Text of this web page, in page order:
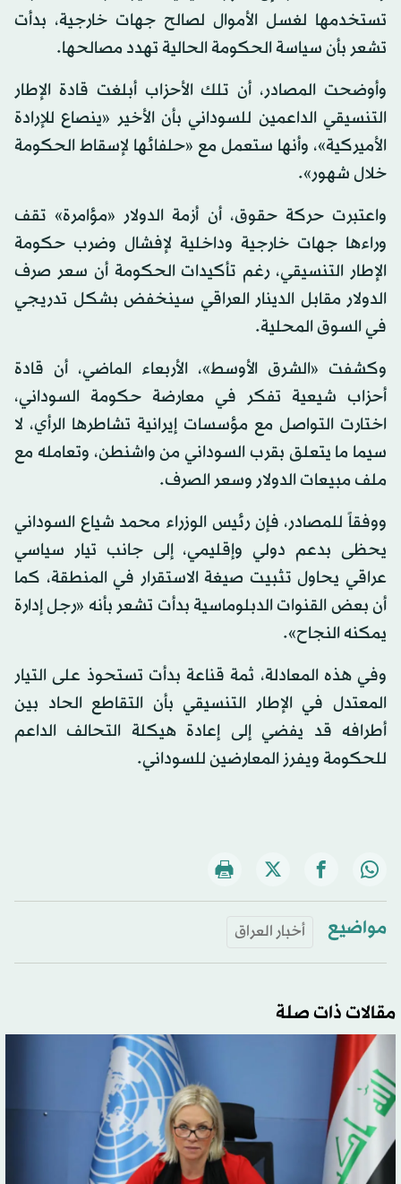
تستخدمها لغسل الأموال لصالح جهات خارجية، بدأت
تشعر بأن سياسة الحكومة الحالية تهدد مصالحها.
وأوضحت المصادر، أن تلك الأحزاب أبلغت قادة الإطار
التنسيقي الداعمين للسوداني بأن الأخير «ينصاع للإرادة
الأميركية»، وأنها ستعمل مع «حلفائها لإسقاط الحكومة
خلال شهور».
واعتبرت حركة حقوق، أن أزمة الدولار «مؤامرة» تقف
وراءها جهات خارجية وداخلية لإفشال وضرب حكومة
الإطار التنسيقي، رغم تأكيدات الحكومة أن سعر صرف
الدولار مقابل الدينار العراقي سينخفض بشكل تدريجي
في السوق المحلية.
وكشفت «الشرق الأوسط»، الأربعاء الماضي، أن قادة
أحزاب شيعية تفكر في معارضة حكومة السوداني،
اختارت التواصل مع مؤسسات إيرانية تشاطرها الرأي، لا
سيما ما يتعلق بقرب السوداني من واشنطن، وتعامله مع
ملف مبيعات الدولار وسعر الصرف.
ووفقاً للمصادر، فإن رئيس الوزراء محمد شياع السوداني
يحظى بدعم دولي وإقليمي، إلى جانب تيار سياسي
عراقي يحاول تثبيت صيغة الاستقرار في المنطقة، كما
أن بعض القنوات الدبلوماسية بدأت تشعر بأنه «رجل إدارة
يمكنه النجاح».
وفي هذه المعادلة، ثمة قناعة بدأت تستحوذ على التيار
المعتدل في الإطار التنسيقي بأن التقاطع الحاد بين
أطرافه قد يفضي إلى إعادة هيكلة التحالف الداعم
للحكومة ويفرز المعارضين للسوداني.
مواضيع أخبار العراق
مقالات ذات صلة